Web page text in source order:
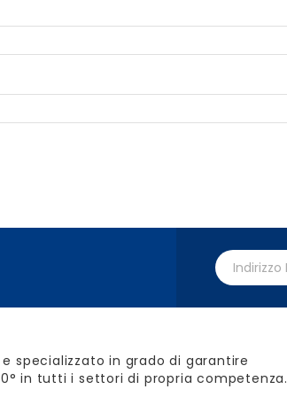
specializzato in grado di garantire
in tutti i settori di propria competenza.